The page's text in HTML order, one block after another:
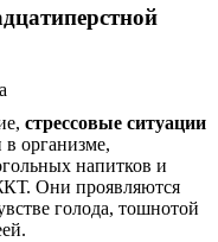
стрессовые ситуации
организме,
напитков и
Они проявляются
голода, тошнотой